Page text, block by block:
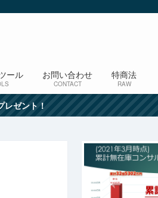
ール お問い合わせ
CONTACT
特商法
RAW
レゼント！